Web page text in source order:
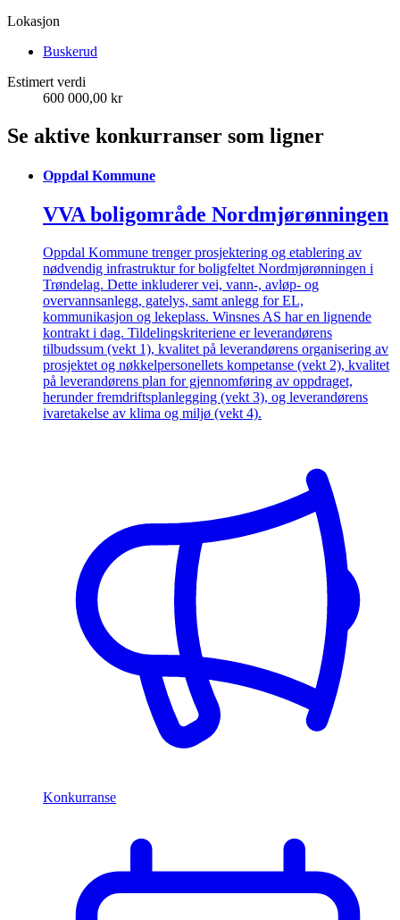
Lokasjon
Buskerud
Estimert verdi
600 000,00 kr
Se aktive konkurranser som ligner
Oppdal Kommune
VVA boligområde Nordmjørønningen
Oppdal Kommune trenger prosjektering og etablering av
nødvendig infrastruktur for boligfeltet Nordmjørønningen i
Trøndelag. Dette inkluderer vei, vann-, avløp- og
overvannsanlegg, gatelys, samt anlegg for EL,
kommunikasjon og lekeplass. Winsnes AS har en lignende
kontrakt i dag. Tildelingskriteriene er leverandørens
tilbudssum (vekt 1), kvalitet på leverandørens organisering av
prosjektet og nøkkelpersonellets kompetanse (vekt 2), kvalitet
på leverandørens plan for gjennomføring av oppdraget,
herunder fremdriftsplanlegging (vekt 3), og leverandørens
ivaretakelse av klima og miljø (vekt 4).
Konkurranse